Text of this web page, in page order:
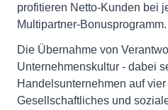
profitieren Netto-Kunden bei
Multipartner-Bonusprogramm.
Die Übernahme von
Unternehmenskultur - dabei
Handelsunternehmen auf
Gesellschaftliches und